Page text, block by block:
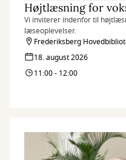
Højtlæsning for
Vi inviterer indenfor til
læseoplevelser.
Frederiksberg
18. august 2026
11:00 - 12:00